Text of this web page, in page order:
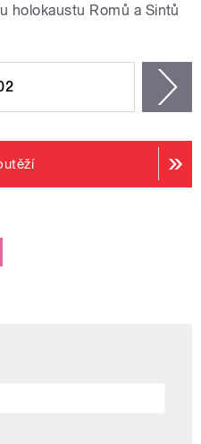
holokaustu Romů a Sintů